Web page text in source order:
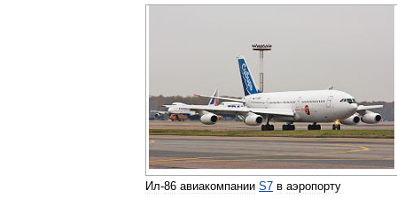
Ил-86 авиакомпании S7 в аэропорту